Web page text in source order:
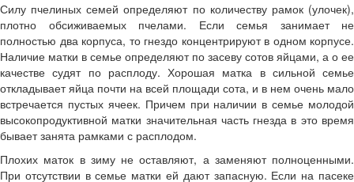
Силу пчелиных семей определяют по количеству рамок (улочек),
плотно обсиживаемых пчелами. Если семья занимает не
полностью два корпуса, то гнездо концентрируют в одном корпусе.
Наличие матки в семье определяют по засеву сотов яйцами, а о ее
качестве судят по расплоду. Хорошая матка в сильной семье
откладывает яйца почти на всей площади сота, и в нем очень мало
встречается пустых ячеек. Причем при наличии в семье молодой
высокопродуктивной матки значительная часть гнезда в это время
бывает занята рамками с расплодом.
Плохих маток в зиму не оставляют, а заменяют полноценными.
При отсутствии в семье матки ей дают запасную. Если на пасеке